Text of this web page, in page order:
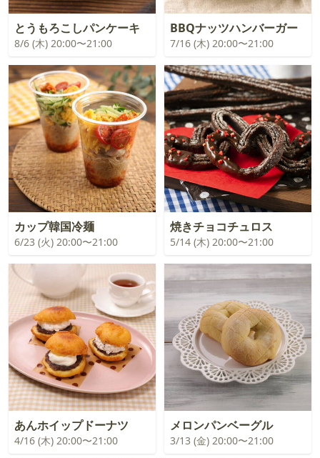
とうもろこしパンケーキ
8/6 (木) 20:00〜21:00
BBQナッツハンバーガー
7/16 (木) 20:00〜21:00
カップ韓国冷麺
6/23 (火) 20:00〜21:00
焼きチョコチュロス
5/14 (木) 20:00〜21:00
あんホイップドーナツ
4/16 (木) 20:00〜21:00
メロンパンベーグル
3/13 (金) 20:00〜21:00